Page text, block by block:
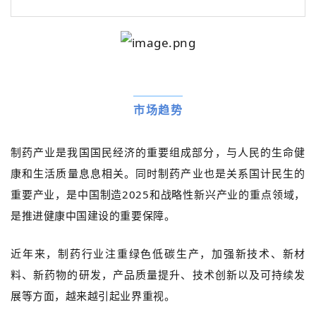
市场趋势
制药产业是我国国民经济的重要组成部分 ，与人民的生命健
康和生活质量息息相关。 同时制药产业也是关系国计民生的
重要产业，是中国制造2025和战略性新兴产业的重点领域，
是推进健康中国建设的重要保障。
近年来，制药行业注重绿色低碳生产，加强新技术、新材
料、新药物的研发，产品质量提升、技术创新以及可持续发
展等方面，越来越引起业界重视。